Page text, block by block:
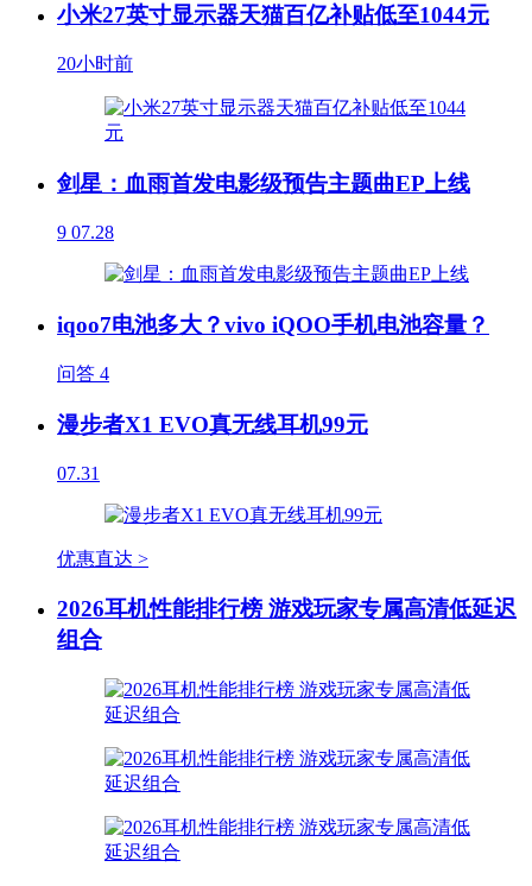
小米27英寸显示器天猫百亿补贴低至1044元
20小时前
剑星：血雨首发电影级预告主题曲EP上线
9 07.28
iqoo7电池多大？vivo iQOO手机电池容量？
问答 4
漫步者X1 EVO真无线耳机99元
07.31
优惠直达 >
2026耳机性能排行榜 游戏玩家专属高清低延迟
组合